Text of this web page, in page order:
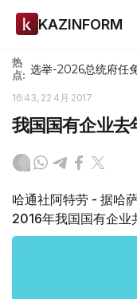
KAZINFORM
热
点: 选举-2026总统府任
16:43, 22 4月 2017
我国国有企业去
哈通社阿特劳 - 据哈
2016年我国国有企业